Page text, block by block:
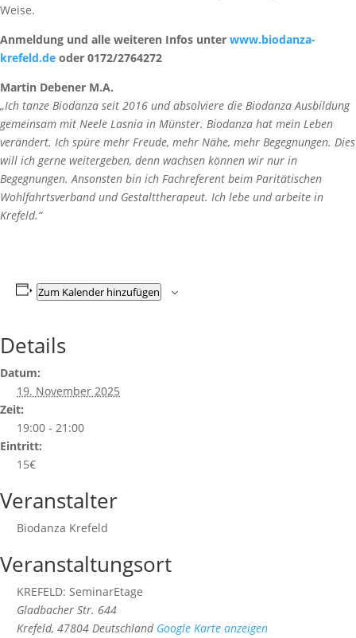
Weise.
Anmeldung und alle weiteren Infos unter www.biodanza-
krefeld.de oder 0172/2764272
Martin Debener M.A.
„Ich tanze Biodanza seit 2016 und absolviere die Biodanza Ausbildung
gemeinsam mit Neele Lasnia in Münster. Biodanza hat mein Leben
verändert. Ich spüre mehr Freude, mehr Nähe, mehr Begegnungen. Dies
will ich gerne weitergeben, denn wachsen können wir nur in
Begegnungen. Ansonsten bin ich Fachreferent beim Paritätischen
Wohlfahrtsverband und Gestalttherapeut. Ich lebe und arbeite in
Krefeld.“
Zum Kalender hinzufügen
Details
Datum:
19. November 2025
Zeit:
19:00 - 21:00
Eintritt:
15€
Veranstalter
Biodanza Krefeld
Veranstaltungsort
KREFELD: SeminarEtage
Gladbacher Str. 644
Krefeld, 47804 Deutschland Google Karte anzeigen